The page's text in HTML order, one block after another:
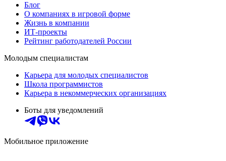
Блог
О компаниях в игровой форме
Жизнь в компании
ИТ-проекты
Рейтинг работодателей России
Молодым специалистам
Карьера для молодых специалистов
Школа программистов
Карьера в некоммерческих организациях
Боты для уведомлений
Мобильное приложение